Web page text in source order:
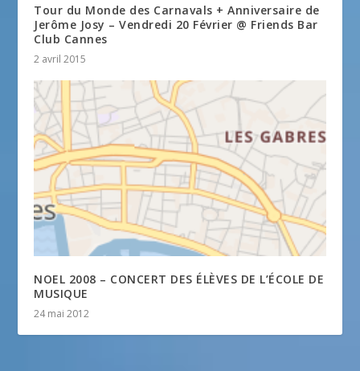
Tour du Monde des Carnavals + Anniversaire de
Jerôme Josy – Vendredi 20 Février @ Friends Bar
Club Cannes
2 avril 2015
NOEL 2008 – CONCERT DES ÉLÈVES DE L’ÉCOLE DE
MUSIQUE
24 mai 2012